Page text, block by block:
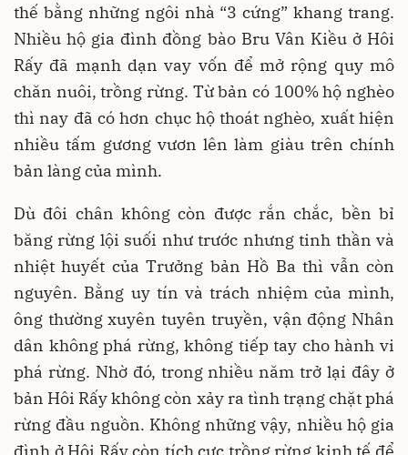
thế bằng những ngôi nhà “3 cứng” khang trang.
Nhiều hộ gia đình đồng bào Bru Vân Kiều ở Hôi
Rấy đã mạnh dạn vay vốn để mở rộng quy mô
chăn nuôi, trồng rừng. Từ bản có 100% hộ nghèo
thì nay đã có hơn chục hộ thoát nghèo, xuất hiện
nhiều tấm gương vươn lên làm giàu trên chính
bản làng của mình.
Dù đôi chân không còn được rắn chắc, bền bỉ
băng rừng lội suối như trước nhưng tinh thần và
nhiệt huyết của Trưởng bản Hồ Ba thì vẫn còn
nguyên. Bằng uy tín và trách nhiệm của mình,
ông thường xuyên tuyên truyền, vận động Nhân
dân không phá rừng, không tiếp tay cho hành vi
phá rừng. Nhờ đó, trong nhiều năm trở lại đây ở
bản Hôi Rấy không còn xảy ra tình trạng chặt phá
rừng đầu nguồn. Không những vậy, nhiều hộ gia